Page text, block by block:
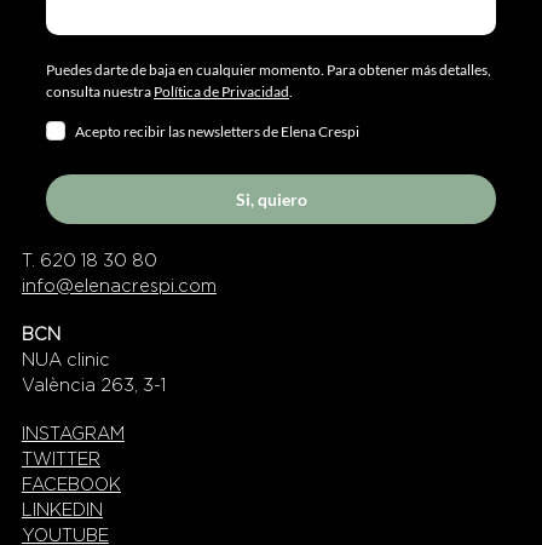
Puedes darte de baja en cualquier momento. Para obtener más detalles,
consulta nuestra Política de Privacidad.
Acepto recibir las newsletters de Elena Crespi
Si, quiero
T. 620 18 30 80
info@elenacrespi.com
BCN
NUA clinic
València 263, 3-1
INSTAGRAM
TWITTER
FACEBOOK
LINKEDIN
YOUTUBE